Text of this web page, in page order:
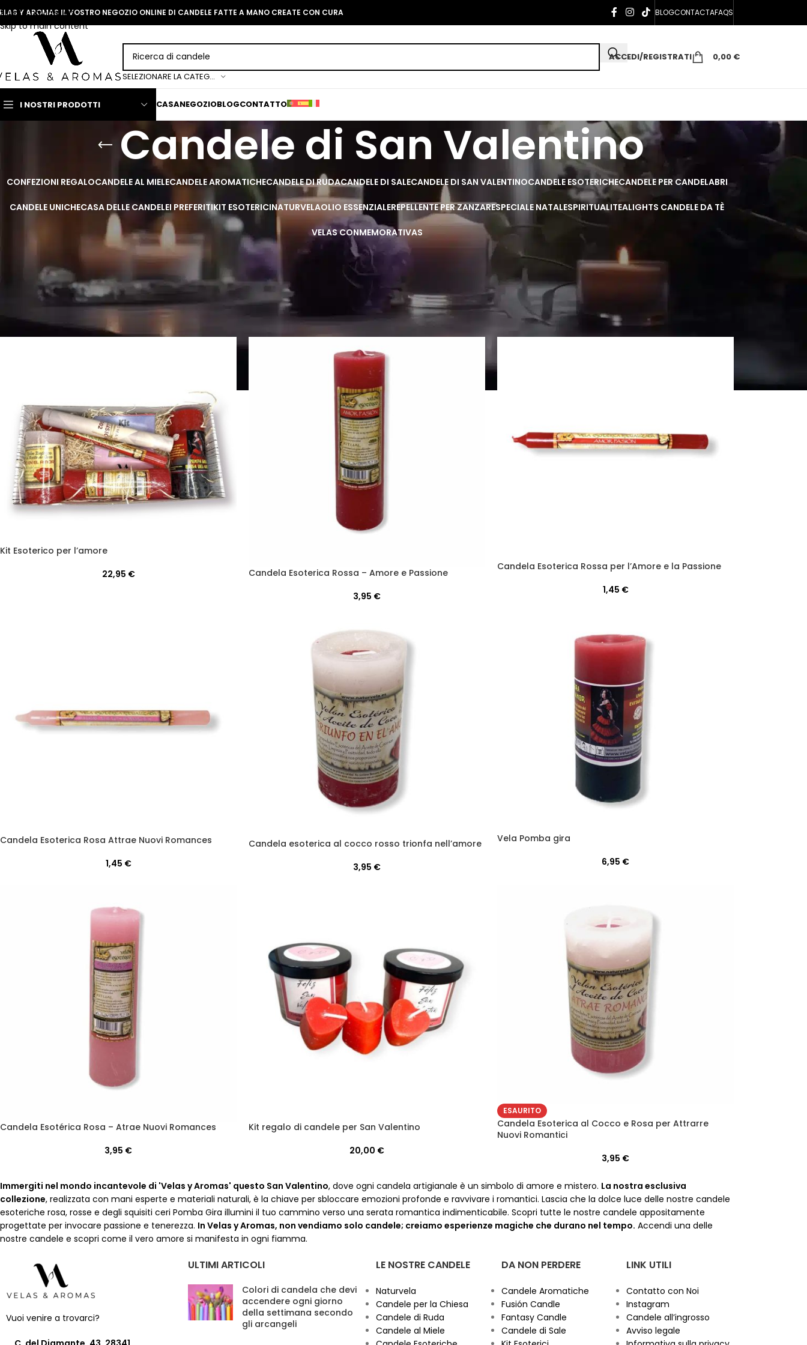
Skip to navigation
Skip to main content
Y AROMAS IL VOSTRO NEGOZIO ONLINE DI CANDELE FATTE A MANO CREATE CON CURA BLOGCONTACTAFAQS
SELEZIONARE LA CATEGORIA
ACCEDI/REGISTRATI 0,00 €
I NOSTRI PRODOTTI CASANEGOZIOBLOGCONTATTO
Candele di San Valentino
CONFEZIONI REGALOCANDELE AL MIELECANDELE AROMATICHECANDELE DI RUDACANDELE DI SALECANDELE DI SAN VALENTINOCANDELE ESOTERICHECANDELE PER CANDELABRI
CANDELE UNICHECASA DELLE CANDELEI PREFERITIKIT ESOTERICINATURVELAOLIO ESSENZIALEREPELLENTE PER ZANZARESPECIALE NATALESPIRITUALITEALIGHTS CANDELE DA TÈ
VELAS CONMEMORATIVAS
Accendi la scintilla del romanticismo: candele esoteriche per San Valentino
Candele di San Valentino Visualizza Tutti
Kit Esoterico per l’amore
22,95 €
Candela Esoterica Rossa – Amore e Passione
3,95 €
Candela Esoterica Rossa per l’Amore e la Passione
1,45 €
Candela Esoterica Rosa Attrae Nuovi Romances
1,45 €
Candela esoterica al cocco rosso trionfa nell’amore
3,95 €
Vela Pomba gira
6,95 €
Candela Esotérica Rosa – Atrae Nuovi Romances
3,95 €
Kit regalo di candele per San Valentino
20,00 €
ESAURITO
Candela Esoterica al Cocco e Rosa per Attrarre
Nuovi Romantici
3,95 €
Immergiti nel mondo incantevole di 'Velas y Aromas' questo San Valentino, dove ogni candela artigianale è un simbolo di amore e mistero. La nostra esclusiva
collezione, realizzata con mani esperte e materiali naturali, è la chiave per sbloccare emozioni profonde e ravvivare i romantici. Lascia che la dolce luce delle nostre candele
esoteriche rosa, rosse e degli squisiti ceri Pomba Gira illumini il tuo cammino verso una serata romantica indimenticabile. Scopri tutte le nostre candele appositamente
progettate per invocare passione e tenerezza. In Velas y Aromas, non vendiamo solo candele; creiamo esperienze magiche che durano nel tempo. Accendi una delle
nostre candele e scopri come il vero amore si manifesta in ogni fiamma.
Vuoi venire a trovarci?
ULTIMI ARTICOLI
Colori di candela che devi
accendere ogni giorno
della settimana secondo
gli arcangeli
LE NOSTRE CANDELE
Naturvela
Candele per la Chiesa
Candele di Ruda
Candele al Miele
DA NON PERDERE
Candele Aromatiche
Fusión Candle
Fantasy Candle
Candele di Sale
LINK UTILI
Contatto con Noi
Instagram
Candele all’ingrosso
Avviso legale